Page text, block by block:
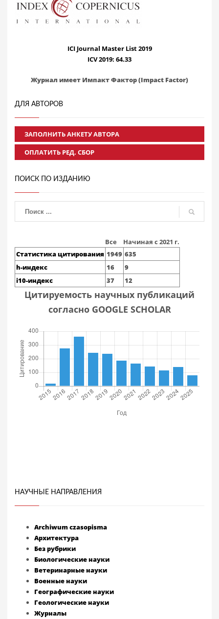
ICI Journal Master List 2019
ICV 2019: 64.33
Журнал имеет Импакт Фактор (Impact Factor)
ДЛЯ АВТОРОВ
ЗАПОЛНИТЬ АНКЕТУ АВТОРА
ОПЛАТИТЬ РЕД. СБОР
ПОИСК ПО ИЗДАНИЮ
Все
Начиная с 2021 г.
Статистика цитирования 1949 635
h-индекс
16
9
i10-индекс
37 12
Цитируемость научных публикаций
согласно GOOGLE SCHOLAR
НАУЧНЫЕ НАПРАВЛЕНИЯ
Archiwum czasopisma
Архитектура
Без рубрики
Биологические науки
Ветеринарные науки
Военные науки
Географические науки
Геологические науки
Журналы